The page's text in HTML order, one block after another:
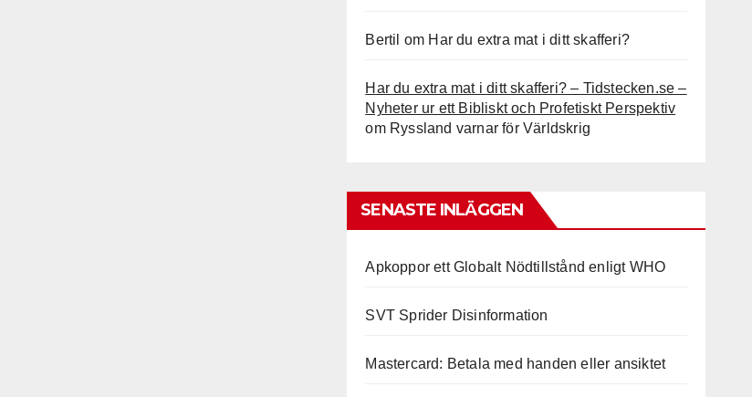
Bertil om Har du extra mat i ditt skafferi?
Har du extra mat i ditt skafferi? – Tidstecken.se –
Nyheter ur ett Bibliskt och Profetiskt Perspektiv
om Ryssland varnar för Världskrig
SENASTE INLÄGGEN
Apkoppor ett Globalt Nödtillstånd enligt WHO
SVT Sprider Disinformation
Mastercard: Betala med handen eller ansiktet